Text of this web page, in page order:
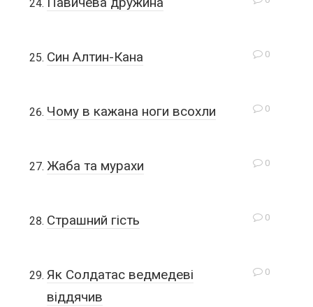
0
Син Алтин-Кана
0
Чому в кажана ноги всохли
0
Жаба та мурахи
0
Страшний гість
0
Як Солдатас ведмедеві
віддячив